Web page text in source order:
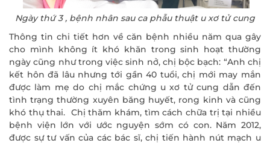
Ngày thứ 3 , bệnh nhân sau ca phẫu thuật u xơ tử cung
Thông tin chi tiết hơn về căn bệnh nhiều năm qua gây
cho mình không ít khó khăn trong sinh hoạt thường
ngày cũng như trong việc sinh nở, chị bộc bạch: “Anh chị
kết hôn đã lâu nhưng tới gần 40 tuổi, chị mới may mắn
được làm mẹ do chị mắc chứng u xơ tử cung dẫn đến
tình trạng thường xuyên băng huyết, rong kinh và cũng
khó thụ thai. Chị thăm khám, tìm cách chữa trị tại nhiều
bệnh viện lớn với ước nguyện sớm có con. Năm 2012,
được sự tư vấn của các bác sĩ, chị tiến hành nút mạch u